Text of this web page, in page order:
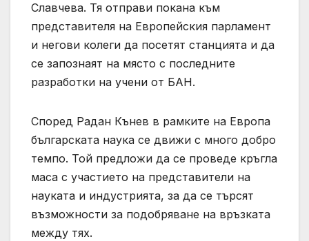
Славчева. Тя отправи покана към
представителя на Европейския парламент
и негови колеги да посетят станцията и да
се запознаят на място с последните
разработки на учени от БАН.
Според Радан Кънев в рамките на Европа
българската наука се движи с много добро
темпо. Той предложи да се проведе кръгла
маса с участието на представители на
науката и индустрията, за да се търсят
възможности за подобряване на връзката
между тях.